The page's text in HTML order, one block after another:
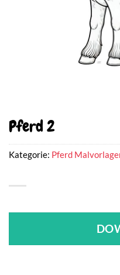
Pferd 2
Kategorie: Pferd